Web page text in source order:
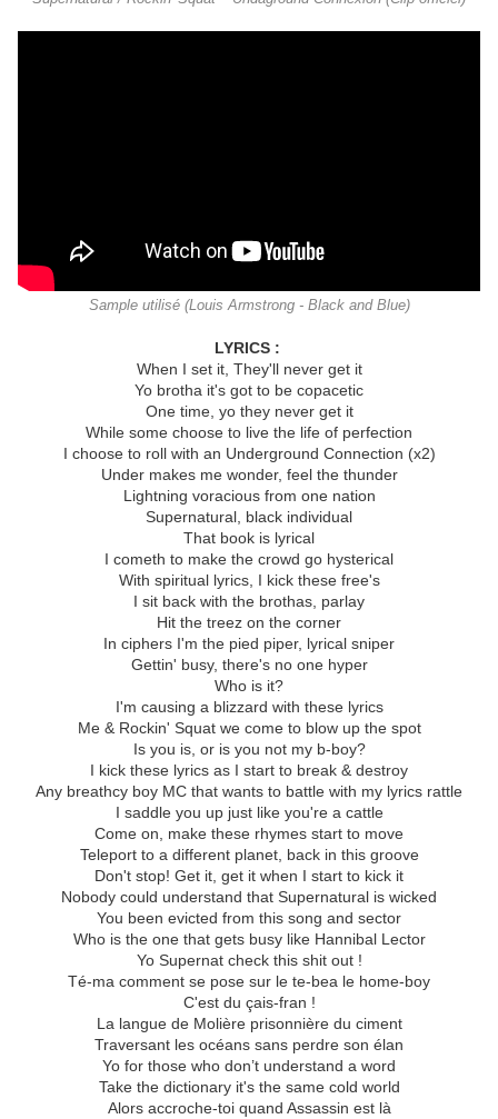
Sample utilisé (Louis Armstrong - Black and Blue)
LYRICS :
When I set it, They'll never get it
Yo brotha it's got to be copacetic
One time, yo they never get it
While some choose to live the life of perfection
I choose to roll with an Underground Connection (x2)
Under makes me wonder, feel the thunder
Lightning voracious from one nation
Supernatural, black individual
That book is lyrical
I cometh to make the crowd go hysterical
With spiritual lyrics, I kick these free's
I sit back with the brothas, parlay
Hit the treez on the corner
In ciphers I'm the pied piper, lyrical sniper
Gettin' busy, there's no one hyper
Who is it?
I'm causing a blizzard with these lyrics
Me & Rockin' Squat we come to blow up the spot
Is you is, or is you not my b-boy?
I kick these lyrics as I start to break & destroy
Any breathcy boy MC that wants to battle with my lyrics rattle
I saddle you up just like you're a cattle
Come on, make these rhymes start to move
Teleport to a different planet, back in this groove
Don't stop! Get it, get it when I start to kick it
Nobody could understand that Supernatural is wicked
You been evicted from this song and sector
Who is the one that gets busy like Hannibal Lector
Yo Supernat check this shit out !
Té-ma comment se pose sur le te-bea le home-boy
C'est du çais-fran !
La langue de Molière prisonnière du ciment
Traversant les océans sans perdre son élan
Yo for those who don’t understand a word
Take the dictionary it's the same cold world
Alors accroche-toi quand Assassin est là